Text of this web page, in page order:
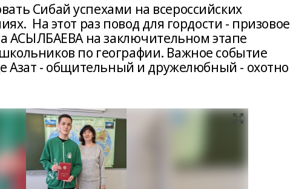
Сибай успехами на всероссийских
На этот раз повод для гордости - призовое
АСЫЛБАЕВА на заключительном этапе
по географии. Важное событие
Азат - общительный и дружелюбный - охотно